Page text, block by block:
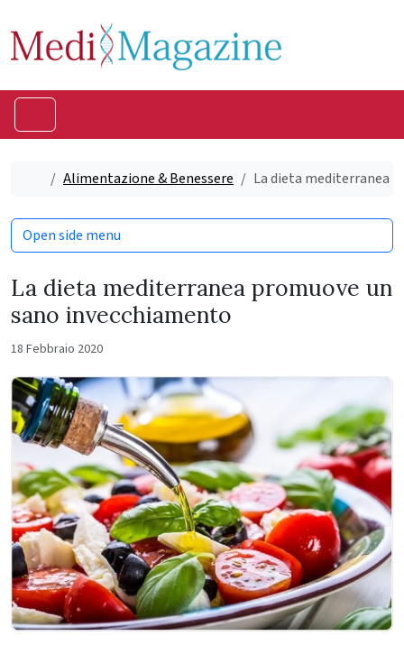
Home
Alimentazione & Benessere La dieta mediterranea
La dieta mediterranea promuove un
sano invecchiamento
18 Febbraio 2020
Open side menu